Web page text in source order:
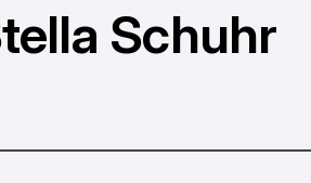
Schuhr